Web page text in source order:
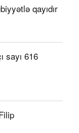
qayıdır
sayı 616